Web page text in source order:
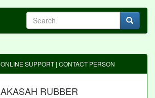
ONLINE SUPPORT | CONTACT PERSON
AKASAH RUBBER